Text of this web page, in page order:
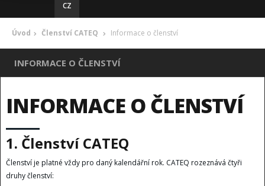
CZ
Úvod Členství CATEQ Informace o členství
INFORMACE O ČLENSTVÍ
INFORMACE O ČLENSTVÍ
1. Členství CATEQ
Členství je platné vždy pro daný kalendářní rok. CATEQ rozeznává čtyři
druhy členství: